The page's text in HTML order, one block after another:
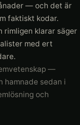
— och det är
faktiskt kodar.
rimligen klarar säger
med ert
—
hamnade sedan i
och